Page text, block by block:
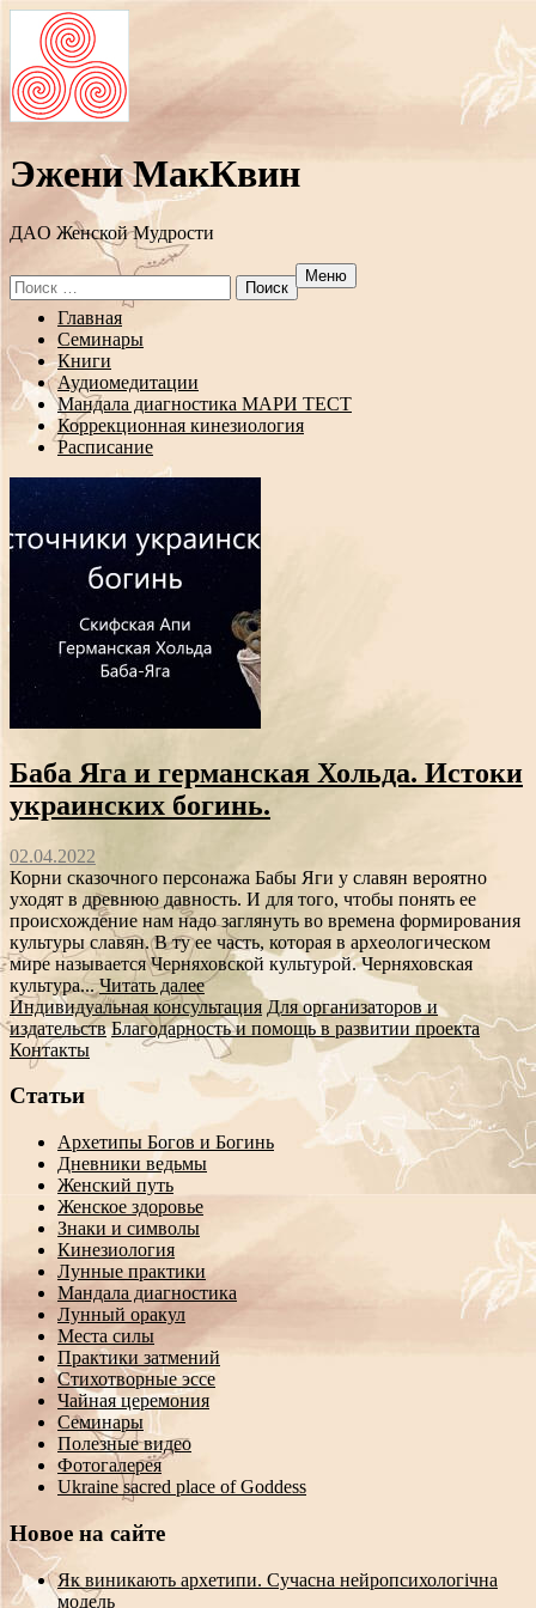
Эжени МакКвин
ДAO Женской Мудрости
Search
for:
Меню
Перейти
содержанию
Главная
Семинары
Книги
Аудиомедитации
Мандала диагностика МАРИ ТЕСТ
Коррекционная кинезиология
Расписание
Баба Яга и германская Хольда. Истоки
украинских богинь.
02.04.2022
Корни сказочного персонажа Бабы Яги у славян вероятно
уходят в древнюю давность. И для того, чтобы понять ее
происхождение нам надо заглянуть во времена формирования
культуры славян. В ту ее часть, которая в археологическом
мире называется Черняховской культурой. Черняховская
культура...Читать далее
Индивидуальная консультация Для организаторов и
издательств Благодарность и помощь в развитии проекта
Контакты
Статьи
Архетипы Богов и Богинь
Дневники ведьмы
Женский путь
Женское здоровье
Знаки и символы
Кинезиология
Лунные практики
Мандала диагностика
Лунный оракул
Места силы
Практики затмений
Стихотворные эссе
Чайная церемония
Семинары
Полезные видео
Фотогалерея
Ukraine sacred place of Goddess
Новое на сайте
Як виникають архетипи. Сучасна нейропсихологічна
модель